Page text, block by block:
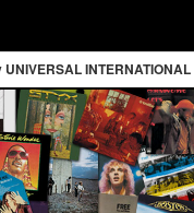
INTERNATIONAL